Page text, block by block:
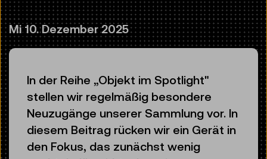
Mi 10. Dezember 2025
In der Reihe „Objekt im Spotlight"
stellen wir regelmäßig besondere
Neuzugänge unserer Sammlung vor. In
diesem Beitrag rücken wir ein Gerät in
den Fokus, das zunächst wenig